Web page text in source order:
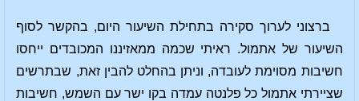
ברצוני לערוך סקירה בתחילת השיעור היום, בהקשר לסוף
השיעור של אתמול. ראיתי שכמה ממאזיננו המכובדים ייחסו
חשיבות מסוימת לעובדה, וניתן בהחלט להבין זאת, שבתרשים
שציירתי אתמול כל פלנטה עמדה בקו ישר עם השמש, חשיבות